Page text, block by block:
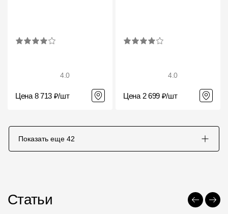
4.0
Цена 8 713 ₽/шт
4.0
Цена 2 699 ₽/шт
Показать еще 42
Статьи